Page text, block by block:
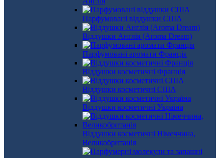
Парфумовані віддушки США
Віддушки Англія (Aroma Dream)
Парфумовані аромати Франція
Віддушки косметичні Франція
Віддушки косметичні США
Віддушки косметичні Україна
Віддушки косметичні Німеччина,
Великобританія